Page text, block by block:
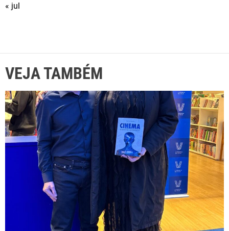
« jul
VEJA TAMBÉM